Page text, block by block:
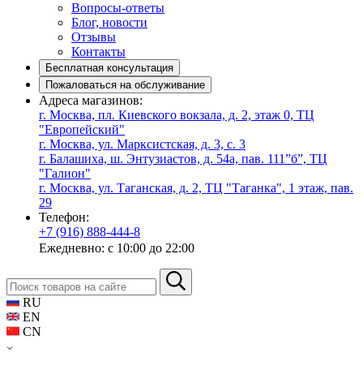
Вопросы-ответы
Блог, новости
Отзывы
Контакты
Бесплатная консультация
Пожаловаться на обслуживание
Адреса магазинов:
г. Москва, пл. Киевского вокзала, д. 2, этаж 0, ТЦ
"Европейский"
г. Москва, ул. Марксистская, д. 3, с. 3
г. Балашиха, ш. Энтузиастов, д. 54а, пав. 111”б”, ТЦ
"Галион"
г. Москва, ул. Таганская, д. 2, ТЦ "Таганка", 1 этаж, пав.
29
Телефон:
+7 (916) 888-444-8
Ежедневно: с 10:00 до 22:00
RU
EN
CN